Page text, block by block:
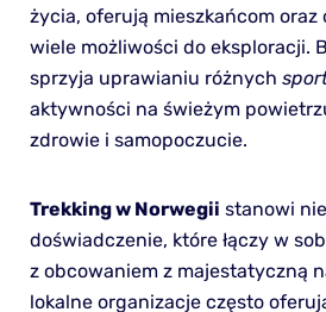
życia, oferują mieszkańcom
wiele możliwości do eksploracji.
sprzyja uprawianiu różnych
aktywności na świeżym
zdrowie i samopoczucie.
Trekking w Norwegii stanowi
doświadczenie, które łączy w
z obcowaniem z majestatyczną
lokalne organizacje często